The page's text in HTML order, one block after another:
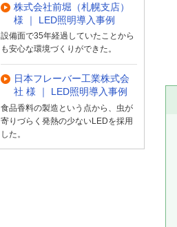
株式会社前堀（札幌支店）
様 ｜ LED照明導入事例
設備面で35年経過していたことから
も安心な環境づくりができた。
日本フレーバー工業株式会
社 様 ｜ LED照明導入事例
食品香料の製造という点から、虫が
寄りづらく発熱の少ないLEDを採用
した。